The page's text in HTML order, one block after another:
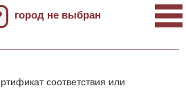
город не выбран
соответствия или